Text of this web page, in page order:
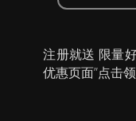
注册就送 限量
优惠页面”点击领